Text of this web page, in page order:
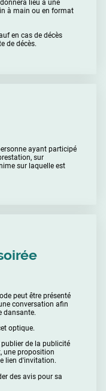
lieu à une
à main ou en format
en cas de décès
de décès.
ayant participé
sur
sur laquelle est
peut être présenté
conversation afin
dansante.
optique.
publier de la publicité
une proposition
lien d'invitation.
des avis pour sa